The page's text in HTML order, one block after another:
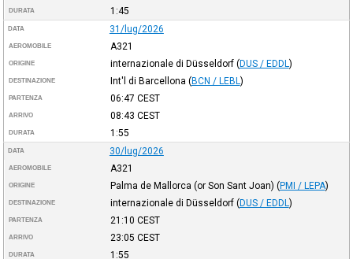
DURATA 1:45
DATA 31/lug/2026
AEROMOBILE A321
ORIGINE internazionale di Düsseldorf (DUS / EDDL )
DESTINAZIONE Int'l di Barcellona (BCN / LEBL )
PARTENZA 06:47 CEST
ARRIVO 08:43 CEST
DURATA 1:55
DATA 30/lug/2026
AEROMOBILE A321
ORIGINE Palma de Mallorca (or Son Sant Joan) (PMI / LEPA)
DESTINAZIONE internazionale di Düsseldorf (DUS / EDDL )
PARTENZA 21:10 CEST
ARRIVO 23:05 CEST
DURATA 1:55